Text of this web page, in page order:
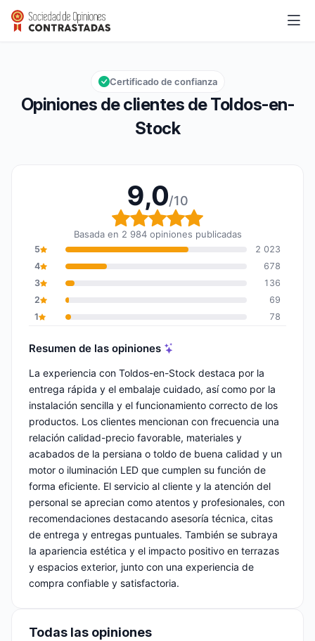
Toldos-en-Stock
Calificación global: 9,0 de 10
9,0/10
Opiniones de clientes de Toldos-en-
Stock
Certificado de confianza
9,0/10
Calificación global: 9,0
Basada en 2 984 opiniones publicadas
5
2 023
4
678
3
136
2
69
1
78
Resumen de las opiniones
La experiencia con Toldos-en-Stock destaca por la
entrega rápida y el embalaje cuidado, así como por la
instalación sencilla y el funcionamiento correcto de los
productos. Los clientes mencionan con frecuencia una
relación calidad-precio favorable, materiales y
acabados de la persiana o toldo de buena calidad y un
motor o iluminación LED que cumplen su función de
forma eficiente. El servicio al cliente y la atención del
personal se aprecian como atentos y profesionales, con
recomendaciones destacando asesoría técnica, citas
de entrega y entregas puntuales. También se subraya
la apariencia estética y el impacto positivo en terrazas
y espacios exterior, junto con una experiencia de
compra confiable y satisfactoria.
Todas las opiniones